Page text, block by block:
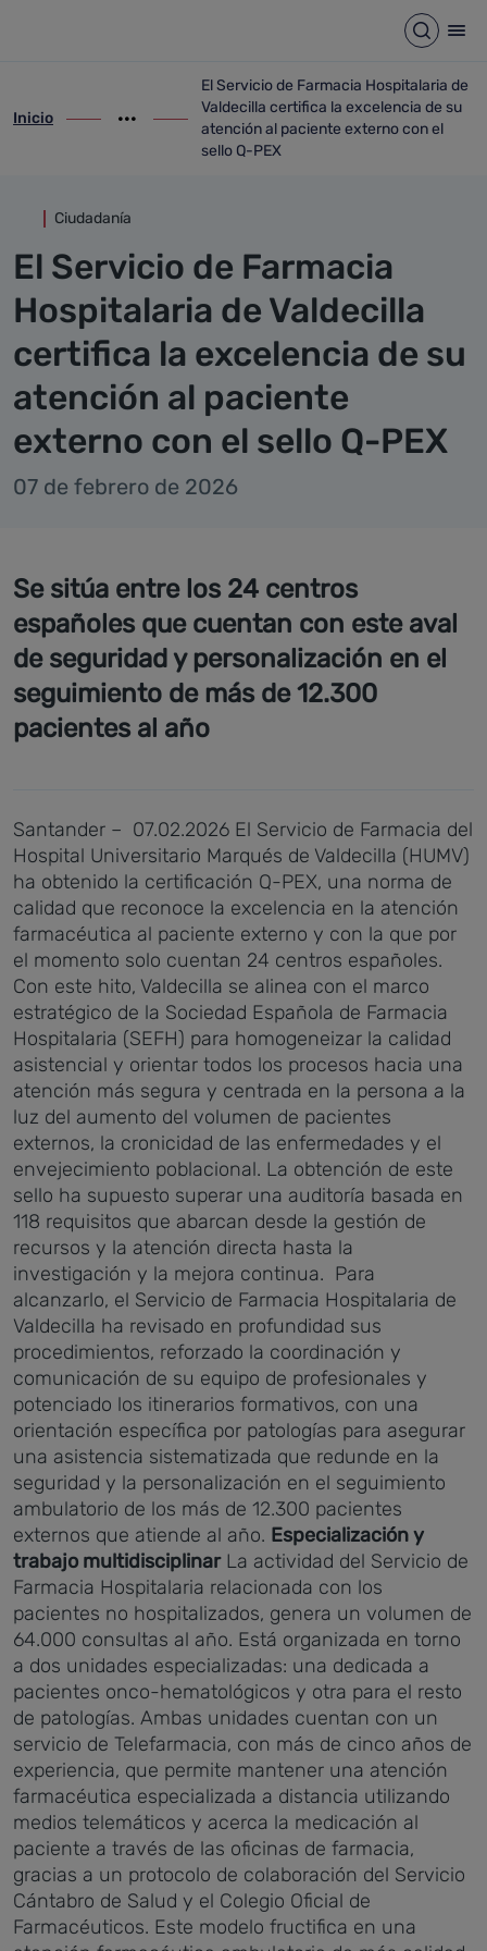
Abrir
ir-a inicio
Inicio
Mostrar opciones del camino de migas
ir-a El Servicio de Farmacia
El Servicio de Farmacia Hospitalaria de
Valdecilla certifica la excelencia de su
atención al paciente externo con el
sello Q-PEX
Ciudadanía
El Servicio de Farmacia
Hospitalaria de Valdecilla
certifica la excelencia de su
atención al paciente
externo con el sello Q-PEX
07 de febrero de 2026
Se sitúa entre los 24 centros
españoles que cuentan con este aval
de seguridad y personalización en el
seguimiento de más de 12.300
pacientes al año
Santander – 07.02.2026 El Servicio de Farmacia del
Hospital Universitario Marqués de Valdecilla (HUMV)
ha obtenido la certificación Q-PEX, una norma de
calidad que reconoce la excelencia en la atención
farmacéutica al paciente externo y con la que por
el momento solo cuentan 24 centros españoles.
Con este hito, Valdecilla se alinea con el marco
estratégico de la Sociedad Española de Farmacia
Hospitalaria (SEFH) para homogeneizar la calidad
asistencial y orientar todos los procesos hacia una
atención más segura y centrada en la persona a la
luz del aumento del volumen de pacientes
externos, la cronicidad de las enfermedades y el
envejecimiento poblacional. La obtención de este
sello ha supuesto superar una auditoría basada en
118 requisitos que abarcan desde la gestión de
recursos y la atención directa hasta la
investigación y la mejora continua. Para
alcanzarlo, el Servicio de Farmacia Hospitalaria de
Valdecilla ha revisado en profundidad sus
procedimientos, reforzado la coordinación y
comunicación de su equipo de profesionales y
potenciado los itinerarios formativos, con una
orientación específica por patologías para asegurar
una asistencia sistematizada que redunde en la
seguridad y la personalización en el seguimiento
ambulatorio de los más de 12.300 pacientes
externos que atiende al año. Especialización y
trabajo multidisciplinarLa actividad del Servicio de
Farmacia Hospitalaria relacionada con los
pacientes no hospitalizados, genera un volumen de
64.000 consultas al año. Está organizada en torno
a dos unidades especializadas: una dedicada a
pacientes onco-hematológicos y otra para el resto
de patologías. Ambas unidades cuentan con un
servicio de Telefarmacia, con más de cinco años de
experiencia, que permite mantener una atención
farmacéutica especializada a distancia utilizando
medios telemáticos y acerca la medicación al
paciente a través de las oficinas de farmacia,
gracias a un protocolo de colaboración del Servicio
Cántabro de Salud y el Colegio Oficial de
Farmacéuticos. Este modelo fructifica en una